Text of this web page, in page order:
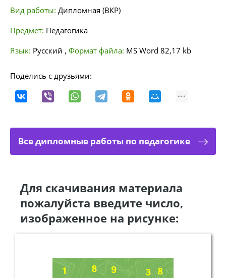
Вид работы: Дипломная (ВКР)
Предмет: Педагогика
Язык: Русский , Формат файла: MS Word 82,17 kb
Поделись с друзьями:
Все дипломные работы по педагогике
Для скачивания материала
пожалуйста введите число,
изображенное на рисунке: